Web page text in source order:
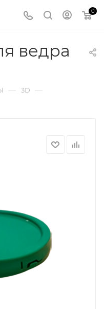
0
ведра
— 3D —